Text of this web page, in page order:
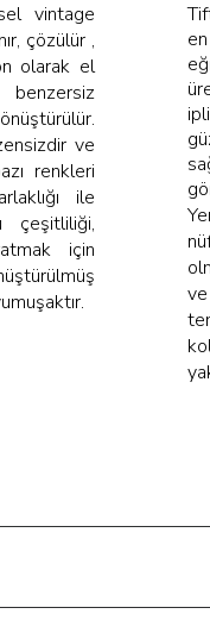
vintage
çözülür ,
olarak el
ve
renkleri
ile
için